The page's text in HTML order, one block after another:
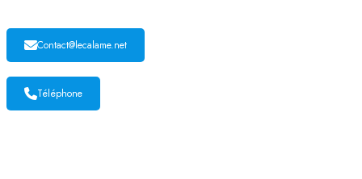
Contact@lecalame.net
Téléphone